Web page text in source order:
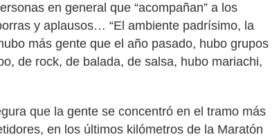
en general que “acompañan” a los
y aplausos… “El ambiente padrísimo, la
más gente que el año pasado, hubo grupos
de rock, de balada, de salsa, hubo mariachi,
que la gente se concentró en el tramo más
en los últimos kilómetros de la Maratón